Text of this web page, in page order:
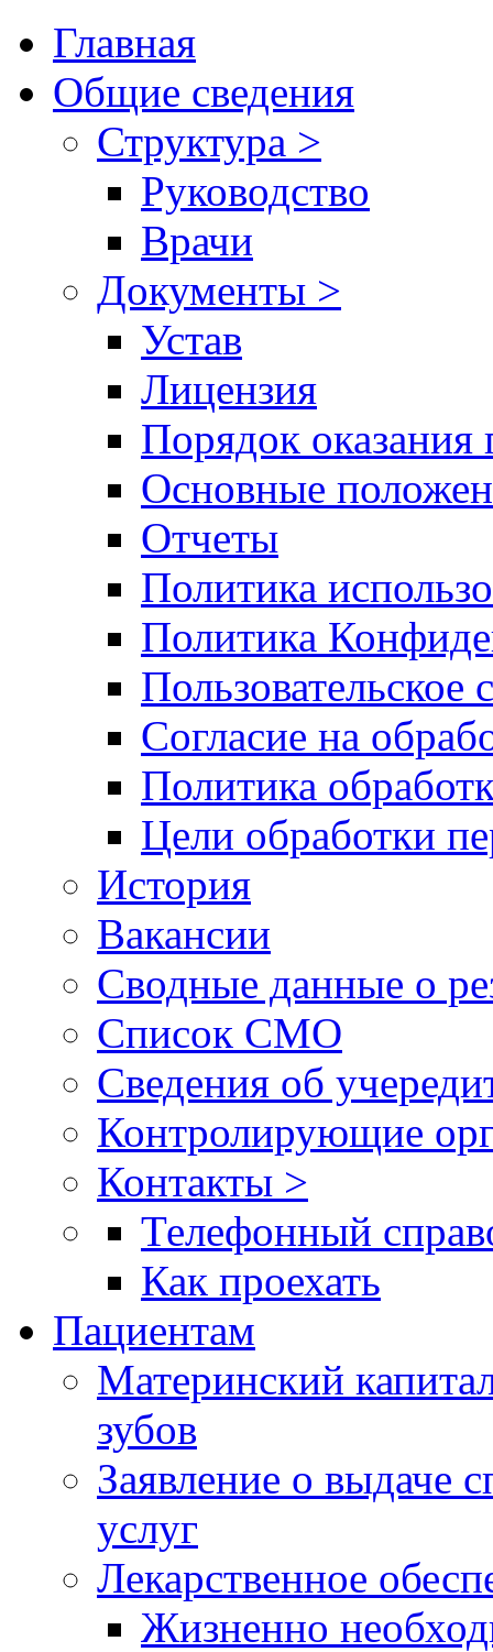
Главная
Общие сведения
Структура >
Руководство
Врачи
Документы >
Устав
Лицензия
Порядок оказания
Основные
Отчеты
Политика
Политика
Пользовательское
Согласие на
Политика
Цели обработки
История
Вакансии
Сводные данные о
Список СМО
Сведения об
Контролирующие
Контакты >
Телефонный
Как проехать
Пациентам
Материнский
зубов
Заявление о выдаче
услуг
Лекарственное
Жизненно